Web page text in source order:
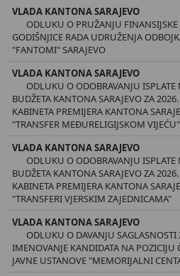
VLADA KANTONA SARAJEVO
ODLUKU O PRUŽANJU
GODIŠNJICE RADA UDRUŽENJA
"FANTOMI" SARAJEVO
VLADA KANTONA SARAJEVO
ODLUKU O ODOBRAVANJU ISPLATE
BUDŽETA KANTONA SARAJEVO ZA
KABINETA PREMIJERA KANTONA
"TRANSFER MEĐURELIGIJSKOM VIJEĆU"
VLADA KANTONA SARAJEVO
ODLUKU O ODOBRAVANJU ISPLATE
BUDŽETA KANTONA SARAJEVO ZA
KABINETA PREMIJERA KANTONA
"TRANSFERI VJERSKIM ZAJEDNICAMA"
VLADA KANTONA SARAJEVO
ODLUKU O DAVANJU SAGLASNOSTI
IMENOVANJE KANDIDATA NA
JAVNE USTANOVE "MEMORIJALNI